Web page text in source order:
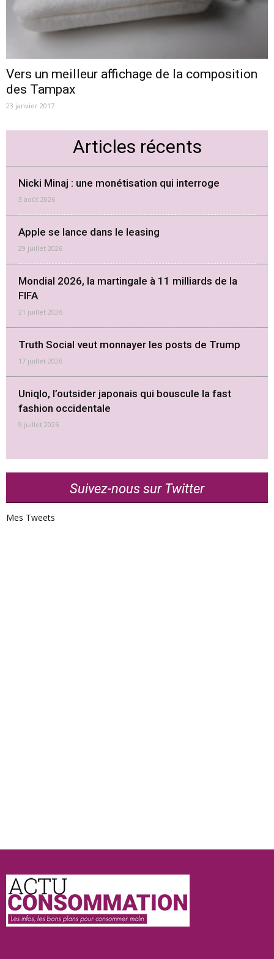
Vers un meilleur affichage de la composition
des Tampax
23 janvier 2017
Articles récents
Nicki Minaj : une monétisation qui interroge
3 août 2026
Apple se lance dans le leasing
29 juillet 2026
Mondial 2026, la martingale à 11 milliards de la
FIFA
21 juillet 2026
Truth Social veut monnayer les posts de Trump
17 juillet 2026
Uniqlo, l’outsider japonais qui bouscule la fast
fashion occidentale
9 juillet 2026
Suivez-nous sur Twitter
Mes Tweets